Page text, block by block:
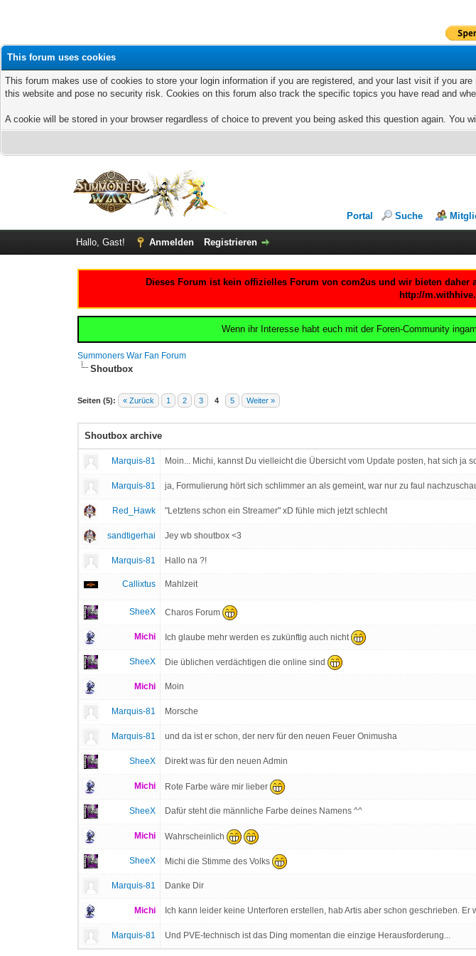
This forum uses cookies
This forum makes use of cookies to store your login information if you are registered, and your last visit if you
this website and pose no security risk. Cookies on this forum also track the specific topics you have read and
A cookie will be stored in your browser regardless of choice to prevent you being asked this question again. You
Portal Suche
Hallo, Gast! Anmelden Registrieren
Dieses Forum ist kein offizielles Forum von com2us und wir bieten
http://
Wenn ihr Interesse habt euch mit der Foren-Community
Summoners War Fan Forum
Shoutbox
Seiten (5): « Zurück 1 2 3 4 5 Weiter »
Shoutbox archive
Marquis-81 Moin... Michi, kannst Du vielleicht die Übersicht vom Update posten, hat sich ja
Marquis-81 ja, Formulierung hört sich schlimmer an als gemeint, war nur zu faul
Red_Hawk "Letztens schon ein Streamer" xD fühle mich jetzt schlecht
sandtigerhai Jey wb shoutbox <3
Marquis-81 Hallo na ?!
Callixtus Mahlzeit
SheeX Charos Forum
Michi Ich glaube mehr werden es zukünftig auch nicht
SheeX Die üblichen verdächtigen die online sind
Michi Moin
Marquis-81 Morsche
Marquis-81 und da ist er schon, der nerv für den neuen Feuer Onimusha
SheeX Direkt was für den neuen Admin
Michi Rote Farbe wäre mir lieber
SheeX Dafür steht die männliche Farbe deines Namens ^^
Michi Wahrscheinlich
SheeX Michi die Stimme des Volks
Marquis-81 Danke Dir
Michi Ich kann leider keine Unterforen erstellen, hab Artis aber schon geschrieben.
Marquis-81 Und PVE-technisch ist das Ding momentan die einzige Herausforderung...